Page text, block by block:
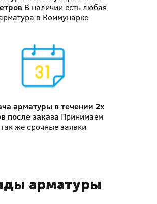
В наличии есть любая
в Коммунарке
арматурыв течении 2х
после заказа Принимаем
так же срочные заявки
арматуры